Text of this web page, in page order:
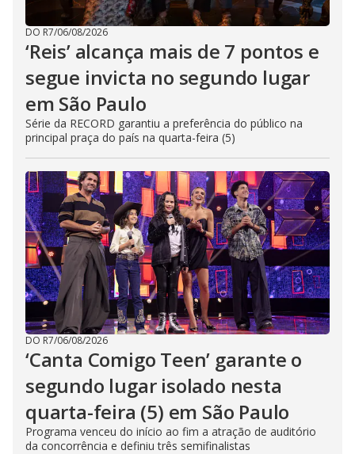
DO R7/06/08/2026
‘Reis’ alcança mais de 7 pontos e
segue invicta no segundo lugar
em São Paulo
Série da RECORD garantiu a preferência do público na
principal praça do país na quarta-feira (5)
DO R7/06/08/2026
‘Canta Comigo Teen’ garante o
segundo lugar isolado nesta
quarta-feira (5) em São Paulo
Programa venceu do início ao fim a atração de auditório
da concorrência e definiu três semifinalistas